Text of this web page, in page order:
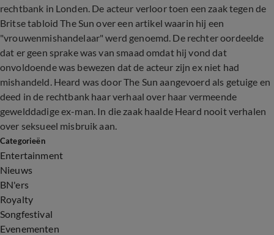
rechtbank in Londen. De acteur verloor toen een zaak tegen de
Britse tabloid The Sun over een artikel waarin hij een
"vrouwenmishandelaar" werd genoemd. De rechter oordeelde
dat er geen sprake was van smaad omdat hij vond dat
onvoldoende was bewezen dat de acteur zijn ex niet had
mishandeld. Heard was door The Sun aangevoerd als getuige en
deed in de rechtbank haar verhaal over haar vermeende
gewelddadige ex-man. In die zaak haalde Heard nooit verhalen
over seksueel misbruik aan.
Categorieën
Entertainment
Nieuws
BN'ers
Royalty
Songfestival
Evenementen